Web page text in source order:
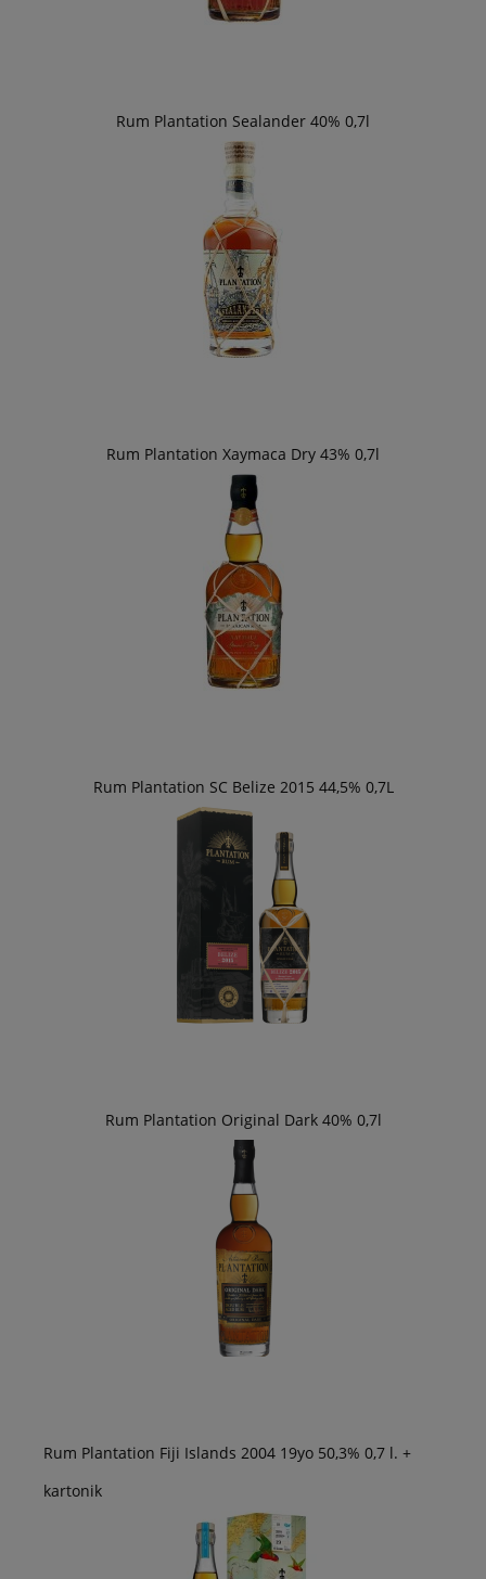
Rum Plantation Sealander 40% 0,7l
Rum Plantation Xaymaca Dry 43% 0,7l
Rum Plantation SC Belize 2015 44,5% 0,7L
Rum Plantation Original Dark 40% 0,7l
Rum Plantation Fiji Islands 2004 19yo 50,3% 0,7 l. +
kartonik